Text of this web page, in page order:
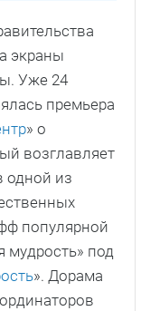
экраны
Уже 24
премьера
» о
возглавляет
одной из
популярной
мудрость» под
». Дорама